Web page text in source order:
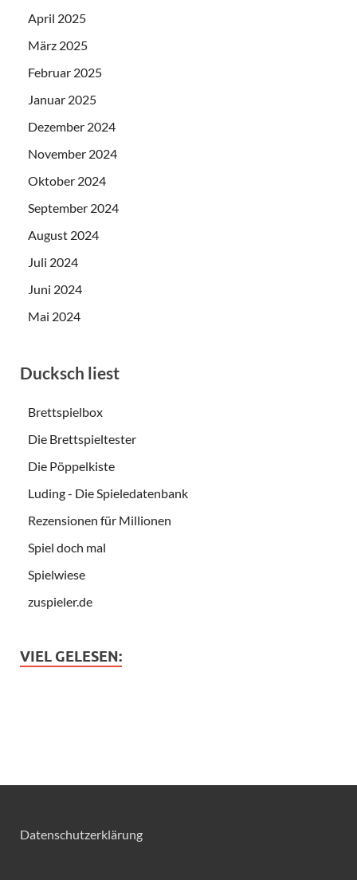
April 2025
März 2025
Februar 2025
Januar 2025
Dezember 2024
November 2024
Oktober 2024
September 2024
August 2024
Juli 2024
Juni 2024
Mai 2024
Ducksch liest
Brettspielbox
Die Brettspieltester
Die Pöppelkiste
Luding - Die Spieledatenbank
Rezensionen für Millionen
Spiel doch mal
Spielwiese
zuspieler.de
VIEL GELESEN:
Datenschutzerklärung